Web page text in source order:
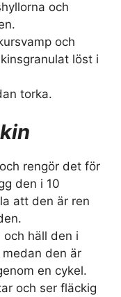
och
och
löst i
torka.
rengör det för
den i 10
att den är ren
häll den i
den är
en cykel.
och ser fläckig